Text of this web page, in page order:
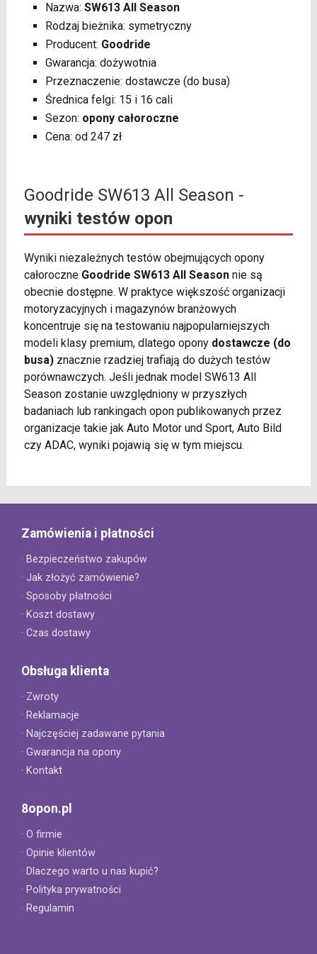
Nazwa: SW613 All Season
Rodzaj bieżnika: symetryczny
Producent: Goodride
Gwarancja: dożywotnia
Przeznaczenie: dostawcze (do busa)
Średnica felgi: 15 i 16 cali
Sezon: opony całoroczne
Cena: od 247 zł
Goodride SW613 All Season -
wyniki testów opon
Wyniki niezależnych testów obejmujących opony
całoroczne Goodride SW613 All Seasonnie są
obecnie dostępne. W praktyce większość organizacji
motoryzacyjnych i magazynów branżowych
koncentruje się na testowaniu najpopularniejszych
modeli klasy premium, dlatego opony dostawcze (do
busa)znacznie rzadziej trafiają do dużych testów
porównawczych. Jeśli jednak model SW613 All
Season zostanie uwzględniony w przyszłych
badaniach lub rankingach opon publikowanych przez
organizacje takie jak Auto Motor und Sport, Auto Bild
czy ADAC, wyniki pojawią się w tym miejscu.
Zamówienia i płatności
· Bezpieczeństwo zakupów
· Jak złożyć zamówienie?
· Sposoby płatności
· Koszt dostawy
· Czas dostawy
Obsługa klienta
· Zwroty
· Reklamacje
· Najczęściej zadawane pytania
· Gwarancja na opony
· Kontakt
8opon.pl
· O firmie
· Opinie klientów
· Dlaczego warto u nas kupić?
· Polityka prywatności
· Regulamin